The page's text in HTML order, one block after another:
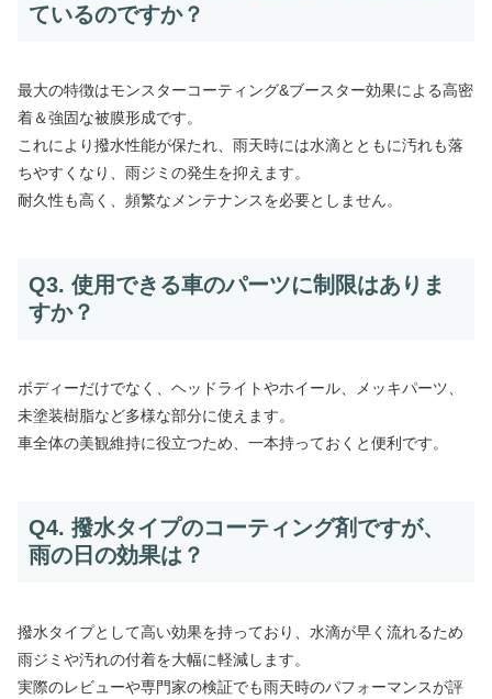
ているのですか？
最大の特徴はモンスターコーティング&ブースター効果による高密
着＆強固な被膜形成です。
これにより撥水性能が保たれ、雨天時には水滴とともに汚れも落
ちやすくなり、雨ジミの発生を抑えます。
耐久性も高く、頻繁なメンテナンスを必要としません。
Q3. 使用できる車のパーツに制限はありま
すか？
ボディーだけでなく、ヘッドライトやホイール、メッキパーツ、
未塗装樹脂など多様な部分に使えます。
車全体の美観維持に役立つため、一本持っておくと便利です。
Q4. 撥水タイプのコーティング剤ですが、
雨の日の効果は？
撥水タイプとして高い効果を持っており、水滴が早く流れるため
雨ジミや汚れの付着を大幅に軽減します。
実際のレビューや専門家の検証でも雨天時のパフォーマンスが評